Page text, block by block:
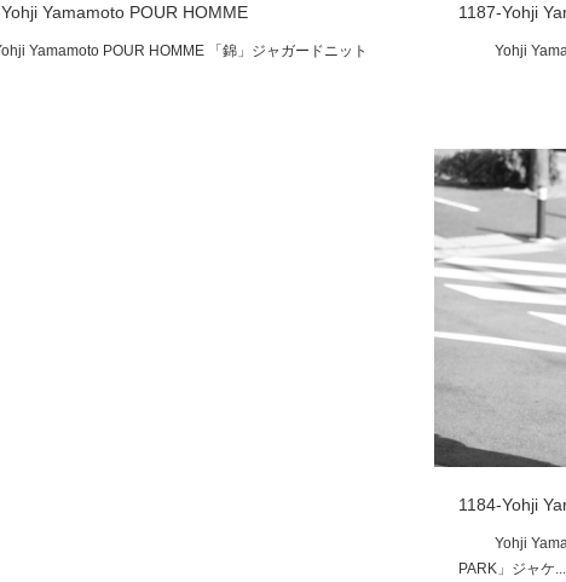
Yamamoto POUR HOMME
Yamamoto POUR HOMME 「錦」ジャガードニット
1187-Yohji
Yohji
1184-Yohji
Yohji
PARK」ジャケ...